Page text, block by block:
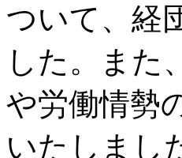
ついて、経
した。また
や労働情勢
いたしまし